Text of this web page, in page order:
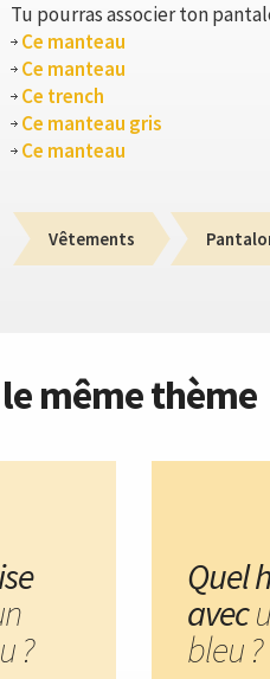
Tu pourras associer ton
Ce manteau
Ce manteau
Ce trench
Ce manteau gris
Ce manteau
Vêtements
même thème
?
Quel
avec
bleu ?